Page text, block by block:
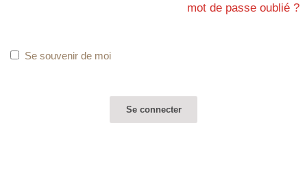
mot de passe oublié ?
Se souvenir de moi